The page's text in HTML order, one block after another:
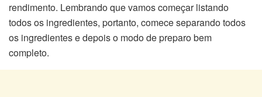
rendimento. Lembrando que vamos começar listando
todos os ingredientes, portanto, comece separando todos
os ingredientes e depois o modo de preparo bem
completo.